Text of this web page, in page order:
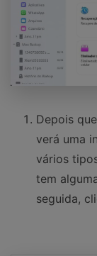
Depois
verá uma
vários
tem
seguida,